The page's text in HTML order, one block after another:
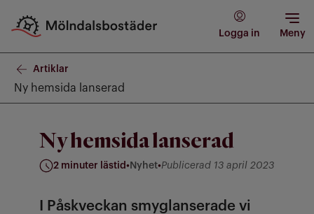
Logga in Meny
Artiklar
Ny hemsida lanserad
Ny hemsida lanserad
2 minuter lästid • Nyhet•
Kategori: Nyhet
Publicerad 13 april 2023
I Påskveckan smyglanserade vi